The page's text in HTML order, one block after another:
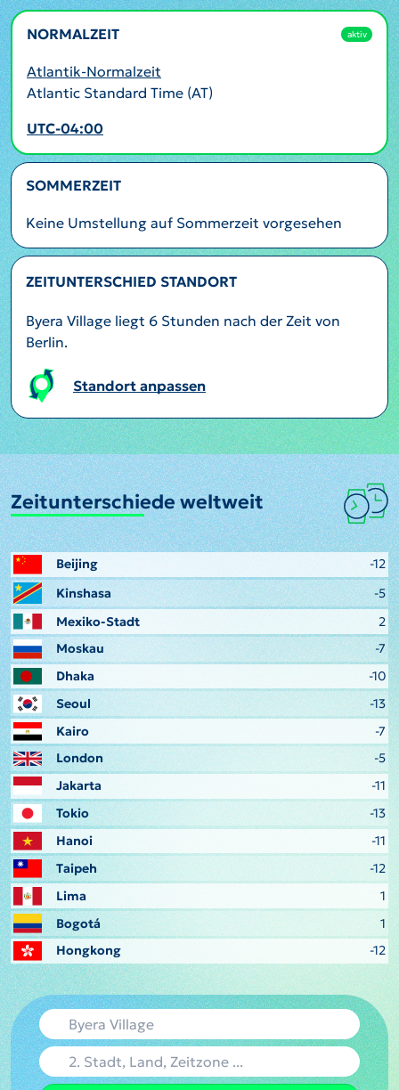
NORMALZEIT aktiv
Atlantik-Normalzeit
Atlantic Standard Time (AT)
UTC-04:00
SOMMERZEIT
Keine Umstellung auf Sommerzeit vorgesehen
ZEITUNTERSCHIED STANDORT
Byera Village liegt 6 Stunden nach der Zeit von
Berlin.
Standort anpassen
Zeitunterschiede weltweit
Beijing
-12
Kinshasa
-5
Mexiko-Stadt
2
Moskau
-7
Dhaka
-10
Seoul
-13
Kairo
-7
London
-5
Jakarta
-11
Tokio
-13
Hanoi
-11
Taipeh
-12
Lima
1
Bogotá
1
Hongkong
-12